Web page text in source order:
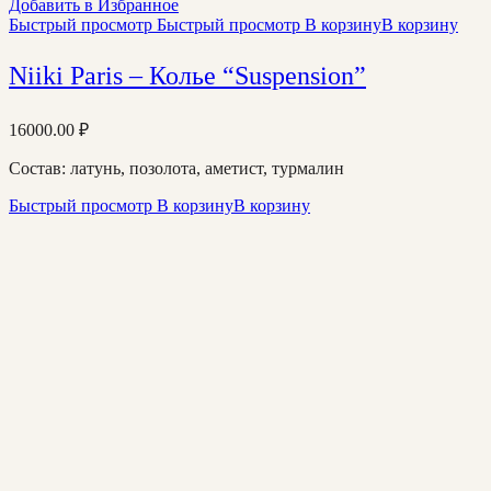
Добавить в Избранное
Быстрый просмотр Быстрый просмотр В корзинуВ корзину
Niiki Paris – Колье “Suspension”
16000.00 ₽
Состав: латунь, позолота, аметист, турмалин
Быстрый просмотр В корзинуВ корзину